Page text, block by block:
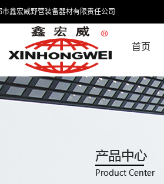
市鑫宏威野营装备器材有限责任公司
首页